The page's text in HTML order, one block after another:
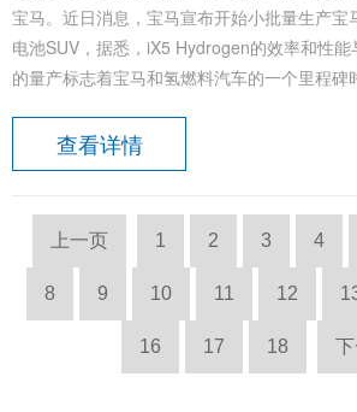
宝马。近日消息，宝马宣布开始小批量生产
电池SUV，据悉，iX5 Hydrogen的效率和性
的量产标志着宝马和氢燃料汽车的一个里程碑
查看详情
上一页 1 2 3 4
8 9 10 11 12
16 17 18